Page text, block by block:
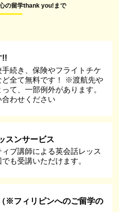
の留学thank you!まで
!!
続き、保険やフライトチケ
ど全て無料です！ ※渡航先や
て、一部例外があります。
わせください
スンサービス
ブ講師による英会話レッス
も受講いただけます。
※フィリピンへのご留学の